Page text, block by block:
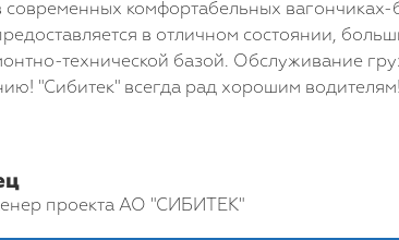
комфортабельных вагончиках-
в отличном состоянии,
технической базой. Обслуживание
"Сибитек" всегда рад хорошим водителям!
проекта АО "СИБИТЕК"